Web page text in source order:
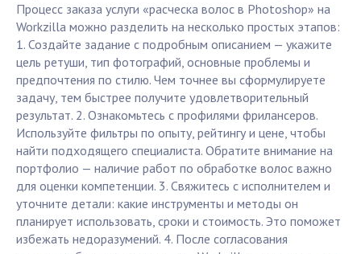
Процесс заказа услуги «расческа волос в Photoshop» на
Workzilla можно разделить на несколько простых этапов:
1. Создайте задание с подробным описанием — укажите
цель ретуши, тип фотографий, основные проблемы и
предпочтения по стилю. Чем точнее вы сформулируете
задачу, тем быстрее получите удовлетворительный
результат. 2. Ознакомьтесь с профилями фрилансеров.
Используйте фильтры по опыту, рейтингу и цене, чтобы
найти подходящего специалиста. Обратите внимание на
портфолио — наличие работ по обработке волос важно
для оценки компетенции. 3. Свяжитесь с исполнителем и
уточните детали: какие инструменты и методы он
планирует использовать, сроки и стоимость. Это поможет
избежать недоразумений. 4. После согласования